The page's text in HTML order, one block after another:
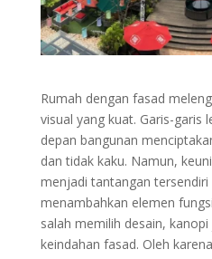
Rumah dengan fasad
visual yang kuat. Garis-garis
depan bangunan
dan tidak kaku. Namun,
menjadi tantangan
menambahkan elemen
salah memilih desain,
keindahan fasad. Oleh